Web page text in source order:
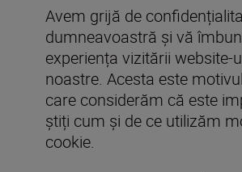
Avem grijă de
dumneavoastră și vă
experiența vizitării website-
noastre. Acesta este
care considerăm că este
știți cum și de ce utilizăm
cookie.